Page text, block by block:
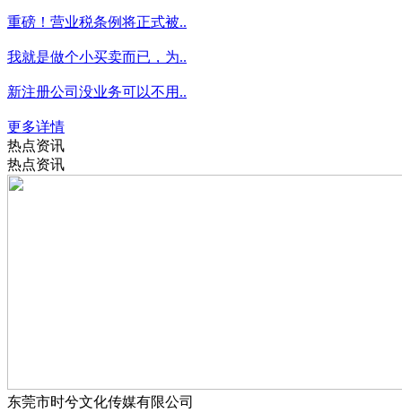
重磅！营业税条例将正式被..
我就是做个小买卖而已，为..
新注册公司没业务可以不用..
更多详情
热点资讯
热点资讯
东莞市时兮文化传媒有限公司